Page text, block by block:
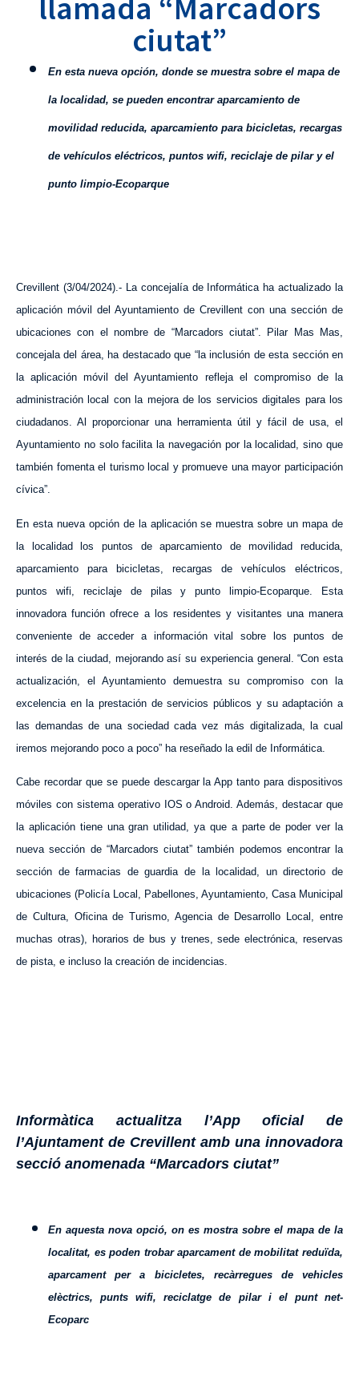
llamada “Marcadors
ciutat”
En esta nueva opción, donde se muestra sobre el mapa de
la localidad, se pueden encontrar aparcamiento de
movilidad reducida, aparcamiento para bicicletas, recargas
de vehículos eléctricos, puntos wifi, reciclaje de pilar y el
punto limpio-Ecoparque
Crevillent (3/04/2024).- La concejalía de Informática ha actualizado la
aplicación móvil del Ayuntamiento de Crevillent con una sección de
ubicaciones con el nombre de “Marcadors ciutat”. Pilar Mas Mas,
concejala del área, ha destacado que “la inclusión de esta sección en
la aplicación móvil del Ayuntamiento refleja el compromiso de la
administración local con la mejora de los servicios digitales para los
ciudadanos. Al proporcionar una herramienta útil y fácil de usa, el
Ayuntamiento no solo facilita la navegación por la localidad, sino que
también fomenta el turismo local y promueve una mayor participación
cívica”.
En esta nueva opción de la aplicación se muestra sobre un mapa de
la localidad los puntos de aparcamiento de movilidad reducida,
aparcamiento para bicicletas, recargas de vehículos eléctricos,
puntos wifi, reciclaje de pilas y punto limpio-Ecoparque. Esta
innovadora función ofrece a los residentes y visitantes una manera
conveniente de acceder a información vital sobre los puntos de
interés de la ciudad, mejorando así su experiencia general. “Con esta
actualización, el Ayuntamiento demuestra su compromiso con la
excelencia en la prestación de servicios públicos y su adaptación a
las demandas de una sociedad cada vez más digitalizada, la cual
iremos mejorando poco a poco” ha reseñado la edil de Informática
Cabe recordar que se puede descargar la App tanto para dispositivos
móviles con sistema operativo IOS o Android. Además, destacar que
la aplicación tiene una gran utilidad, ya que a parte de poder ver la
nueva sección de “Marcadors ciutat” también podemos encontrar la
sección de farmacias de guardia de la localidad, un directorio de
ubicaciones (Policía Local, Pabellones, Ayuntamiento, Casa Municipal
de Cultura, Oficina de Turismo, Agencia de Desarrollo Local, entre
muchas otras), horarios de bus y trenes, sede electrónica, reservas
de pista, e incluso la creación de incidencias.
Informàtica actualitza l’App oficial de
l’Ajuntament de Crevillent amb una innovadora
secció anomenada “Marcadors ciutat”
En aquesta nova opció, on es mostra sobre el mapa de la
localitat, es poden trobar aparcament de mobilitat reduïda,
aparcament per a bicicletes, recàrregues de vehicles
elèctrics, punts wifi, reciclatge de pilar i el punt net-
Ecoparc